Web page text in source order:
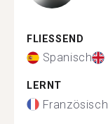
FLIESSEND
Spanisch
LERNT
Französisch